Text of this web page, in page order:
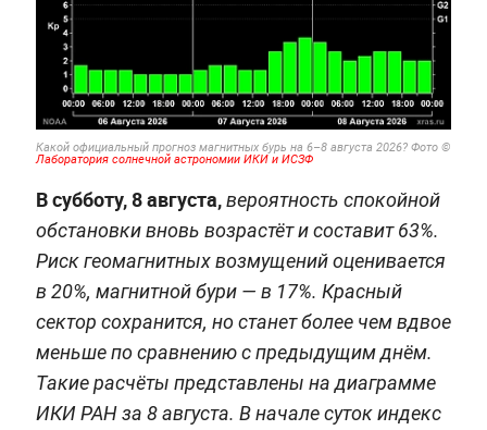
Какой официальный прогноз магнитных бурь на 6–8 августа 2026? Фото ©
Лаборатория солнечной астрономии ИКИ и ИСЗФ
В субботу, 8 августа,вероятность спокойной
обстановки вновь возрастёт и составит 63%.
Риск геомагнитных возмущений оценивается
в 20%, магнитной бури — в 17%. Красный
сектор сохранится, но станет более чем вдвое
меньше по сравнению с предыдущим днём.
Такие расчёты представлены на диаграмме
ИКИ РАН за 8 августа. В начале суток индекс